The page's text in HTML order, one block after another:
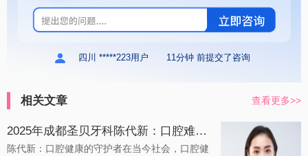
四川 *****223用户 11分钟 前提交了咨询
相关文章 查看更多>>
2025年成都圣贝牙科陈代新：口腔难题一网打尽，专业服务更贴心！
陈代新：口腔健康的守护者在当今社会，口腔健